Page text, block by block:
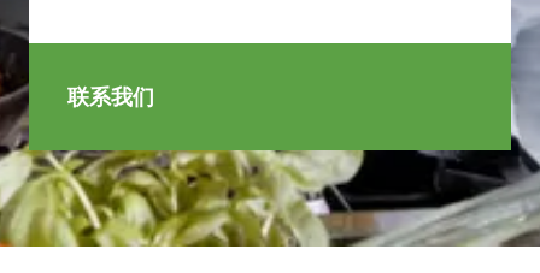
联系我们